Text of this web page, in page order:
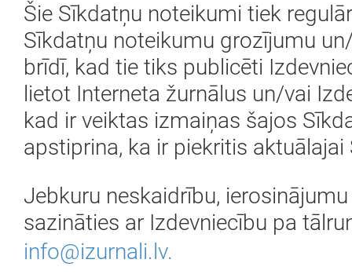
Šie Sīkdatņu noteikumi tiek
Sīkdatņu noteikumu grozījumu
brīdī, kad tie tiks publicēti
lietot Interneta žurnālus un/vai
kad ir veiktas izmaiņas šajos
apstiprina, ka ir piekritis
Jebkuru neskaidrību,
sazināties ar Izdevniecību pa
info@izurnali.lv.